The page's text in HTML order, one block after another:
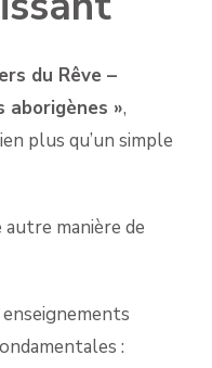
du Rêve –
aborigènes »,
plus qu’un simple
autre manière de
: